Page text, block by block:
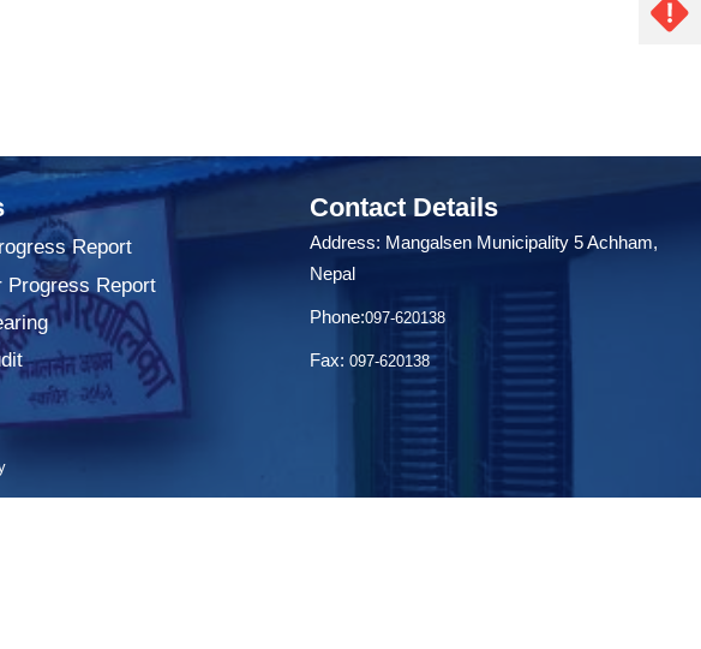
Report
Progress Report
Contact Details
Address: Mangalsen Municipality 5 Achham,
Nepal
Phone:097-620138
Fax: 097-620138